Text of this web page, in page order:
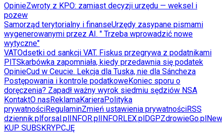
OpinieZwroty z KPO: zamiast decyzji urzędu — weksel i
pozew
Samorząd terytorialny i finanseUrzędy zasypane pismami
wygenerowanymi przez AI. " Trzeba wprowadzić nowe
wytyczne"
VATOdsetki od sankcji VAT. Fiskus przegrywa z podatnikami
PITSkarbówka zapomniała, kiedy przedawnia się podatek
OpinieCud w Ceucie. Lekcja dla Tuska, nie dla Sáncheza
Postępowania i kontrole podatkoweKoniec sporu o
doręczenia? Zapadł ważny wyrok siedmiu sędziów NSA
KontaktO nasReklamaKarieraPolityka
prywatnościRegulaminZmień ustawienia prywatnościRSS
dziennik.plforsal.plINFOR.plINFORLEX.plDGPZdrowieGo.pl
KUP SUBSKRYPCJĘ